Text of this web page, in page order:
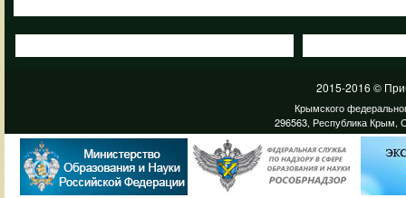
2015-2016 ©
Крымского
296563, Республика Крым,